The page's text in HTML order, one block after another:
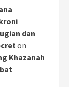
dan
on
Khazanah